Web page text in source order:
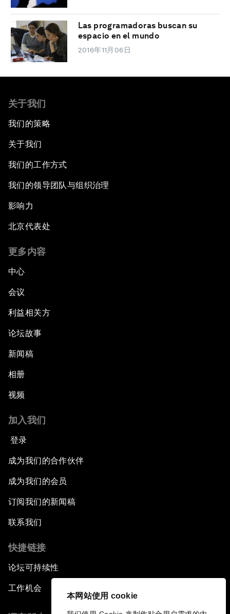
本网站使用 cookie
Las programadoras buscan su
espacio en el mundo
2016年11月06日
关于我们
我们的策略
关于我们
我们的工作方式
我们的领导团队与组织治理
影响力
北京代表处
更多内容
中心
会议
利益相关方
论坛故事
新闻稿
相册
视频
加入我们
登录
成为我们的合作伙伴
成为我们的会员
订阅我们的新闻稿
联系我们
快捷链接
论坛可持续性
工作机会